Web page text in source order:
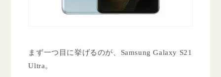
まず一つ目に挙げるのが、Samsung Galaxy S21
Ultra。